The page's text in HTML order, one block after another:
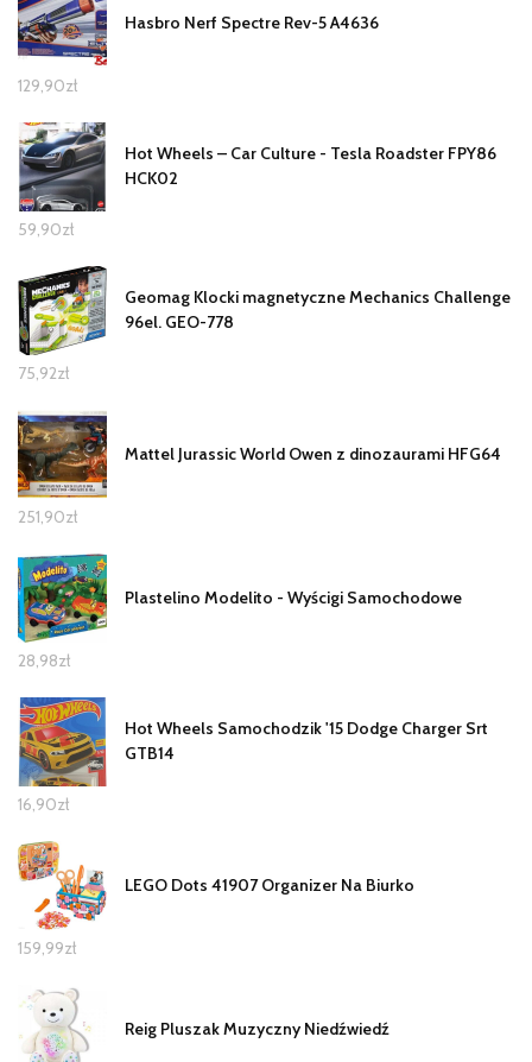
Hasbro Nerf Spectre Rev-5 A4636
129,90zł
Hot Wheels – Car Culture - Tesla Roadster FPY86
HCK02
59,90zł
Geomag Klocki magnetyczne Mechanics Challenge
96el. GEO-778
75,92zł
Mattel Jurassic World Owen z dinozaurami HFG64
251,90zł
Plastelino Modelito - Wyścigi Samochodowe
28,98zł
Hot Wheels Samochodzik '15 Dodge Charger Srt
GTB14
16,90zł
LEGO Dots 41907 Organizer Na Biurko
159,99zł
Reig Pluszak Muzyczny Niedźwiedź